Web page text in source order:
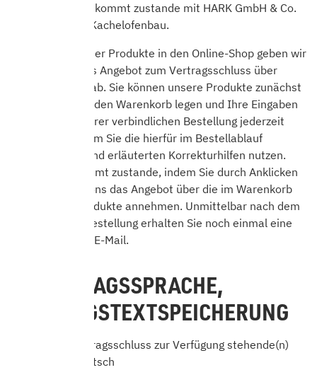
Der Kaufvertrag kommt zustande mit HARK GmbH & Co.
KG Kamin- und Kachelofenbau.
Mit Einstellung der Produkte in den Online-Shop geben wir
ein verbindliches Angebot zum Vertragsschluss über
diese Produkte ab. Sie können unsere Produkte zunächst
unverbindlich in den Warenkorb legen und Ihre Eingaben
vor Absenden Ihrer verbindlichen Bestellung jederzeit
korrigieren, indem Sie die hierfür im Bestellablauf
vorgesehenen und erläuterten Korrekturhilfen nutzen.
Der Vertrag kommt zustande, indem Sie durch Anklicken
des Bestellbuttons das Angebot über die im Warenkorb
enthaltenen Produkte annehmen. Unmittelbar nach dem
Absenden der Bestellung erhalten Sie noch einmal eine
Bestätigung per E-Mail.
3. VERTRAGSSPRACHE,
VERTRAGSTEXTSPEICHERUNG
Die für den Vertragsschluss zur Verfügung stehende(n)
Sprache(n): Deutsch